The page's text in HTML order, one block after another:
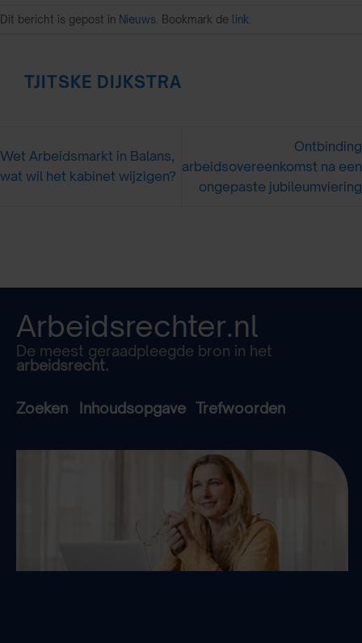
Dit bericht is gepost in Nieuws . Bookmark de link
TJITSKE DIJKSTRA
Wet Arbeidsmarkt in Balans,
wat wil het kabinet wijzigen?
Ontbinding
arbeidsovereenkomst na een
ongepaste jubileumviering
Arbeidsrechter.nl
De meest geraadpleegde bron in het
arbeidsrecht.
Zoeken Inhoudsopgave Trefwoorden